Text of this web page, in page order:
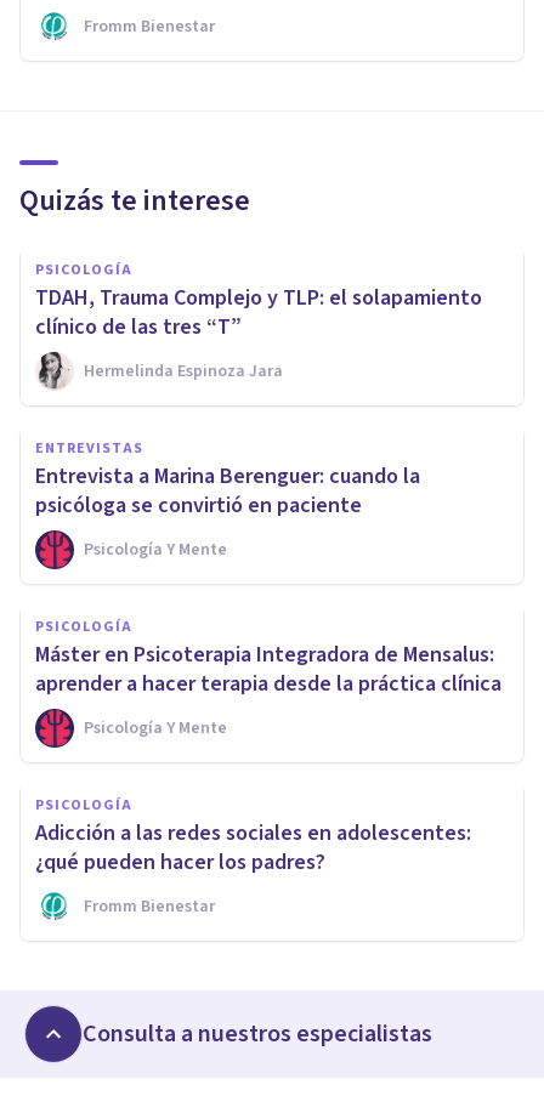
Fromm Bienestar
Quizás te interese
PSICOLOGÍA
TDAH, Trauma Complejo y TLP: el solapamiento
clínico de las tres “T”
Hermelinda Espinoza Jara
ENTREVISTAS
Entrevista a Marina Berenguer: cuando la
psicóloga se convirtió en paciente
Psicología Y Mente
PSICOLOGÍA
Máster en Psicoterapia Integradora de Mensalus:
aprender a hacer terapia desde la práctica clínica
Psicología Y Mente
PSICOLOGÍA
Adicción a las redes sociales en adolescentes:
¿qué pueden hacer los padres?
Fromm Bienestar
Consulta a nuestros especialistas